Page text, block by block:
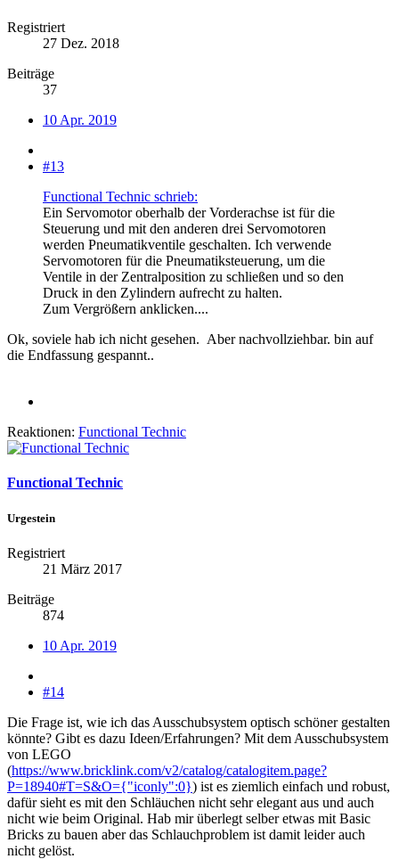
Registriert
27 Dez. 2018
Beiträge
37
10 Apr. 2019
#13
Functional Technic schrieb:
Ein Servomotor oberhalb der Vorderachse ist für die
Steuerung und mit den anderen drei Servomotoren
werden Pneumatikventile geschalten. Ich verwende
Servomotoren für die Pneumatiksteuerung, um die
Ventile in der Zentralposition zu schließen und so den
Druck in den Zylindern aufrecht zu halten.
Zum Vergrößern anklicken....
Ok, soviele hab ich nicht gesehen. Aber nachvollziehbar. bin auf
die Endfassung gespannt..
Reaktionen: Functional Technic
Functional Technic
Urgestein
Registriert
21 März 2017
Beiträge
874
10 Apr. 2019
#14
Die Frage ist, wie ich das Ausschubsystem optisch schöner gestalten
könnte? Gibt es dazu Ideen/Erfahrungen? Mit dem Ausschubsystem
von LEGO
(https://www.bricklink.com/v2/catalog/catalogitem.page?
P=18940#T=S&O={"iconly":0}) ist es ziemlich einfach und robust,
dafür sieht es mit den Schläuchen nicht sehr elegant aus und auch
nicht wie beim Original. Hab mir überlegt selber etwas mit Basic
Bricks zu bauen aber das Schlauchproblem ist damit leider auch
nicht gelöst.